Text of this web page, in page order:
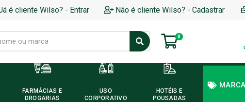
é cliente Wilso? - Entrar Não é cliente Wilso? - Cadastrar
0
FARMÁCIAS E
DROGARIAS
USO
CORPORATIVO
HOTÉIS E
POUSADAS